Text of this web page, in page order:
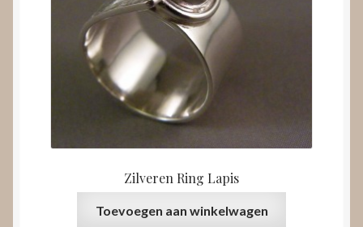
Zilveren Ring Lapis
Toevoegen aan winkelwagen